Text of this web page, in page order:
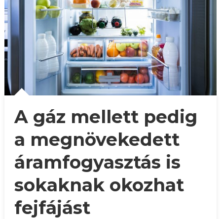
A gáz mellett pedig
a megnövekedett
áramfogyasztás is
sokaknak okozhat
fejfájást